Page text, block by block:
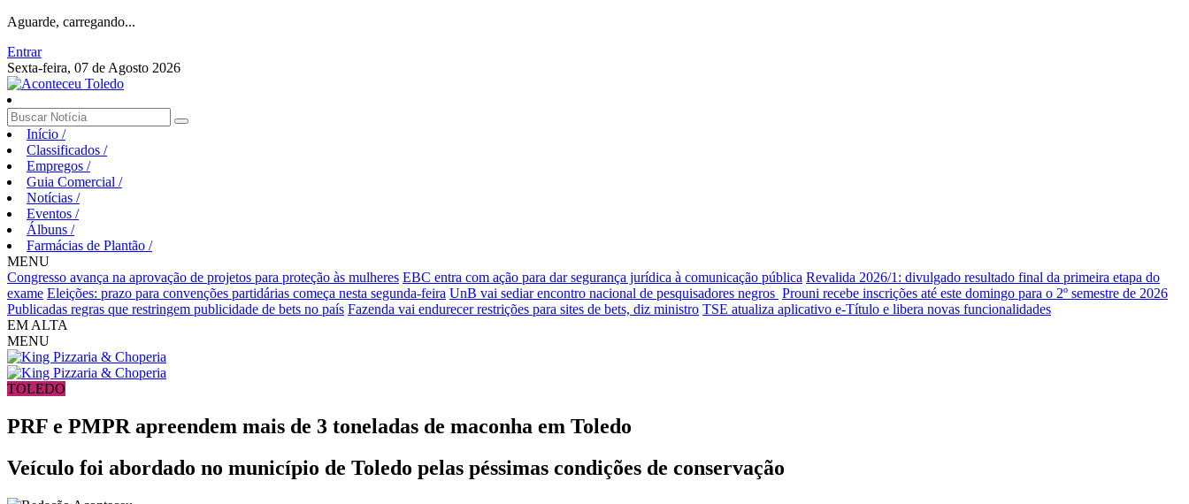
Aguarde, carregando...
Entrar
Sexta-feira, 07 de Agosto 2026
Início /
Classificados /
Empregos /
Guia Comercial /
Notícias /
Eventos /
Álbuns /
Farmácias de Plantão /
MENU
Congresso avança na aprovação de projetos para proteção às mulheres EBC entra com ação para dar segurança jurídica à comunicação pública Revalida 2026/1: divulgado resultado final da primeira etapa do
exame Eleições: prazo para convenções partidárias começa nesta segunda-feira UnB vai sediar encontro nacional de pesquisadores negros Prouni recebe inscrições até este domingo para o 2º semestre de 2026
Publicadas regras que restringem publicidade de bets no país Fazenda vai endurecer restrições para sites de bets, diz ministro TSE atualiza aplicativo e-Título e libera novas funcionalidades
EM ALTA
MENU
TOLEDO
PRF e PMPR apreendem mais de 3 toneladas de maconha em Toledo
Veículo foi abordado no município de Toledo pelas péssimas condições de conservação